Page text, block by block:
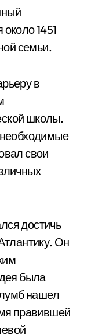
1451
семьи.
в
школы.
свои
достичь
Он
была
нашел
правившей